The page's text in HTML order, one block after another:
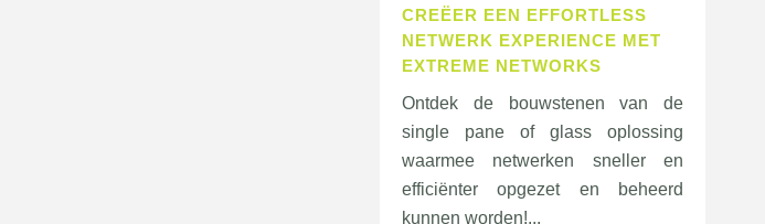
CREËER EEN EFFORTLESS
NETWERK EXPERIENCE MET
EXTREME NETWORKS
Ontdek de bouwstenen van de
single pane of glass oplossing
waarmee netwerken sneller en
efficiënter opgezet en beheerd
kunnen worden!...